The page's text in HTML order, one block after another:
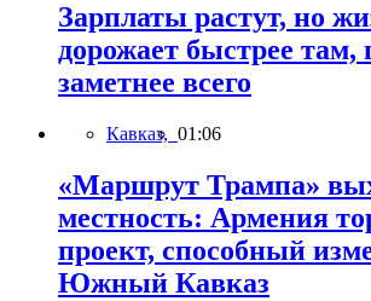
Зарплаты растут, но
дорожает быстрее там,
заметнее всего
Кавказ, 01:06
«Маршрут Трампа»
местность: Армения
проект, способный
Южный Кавказ